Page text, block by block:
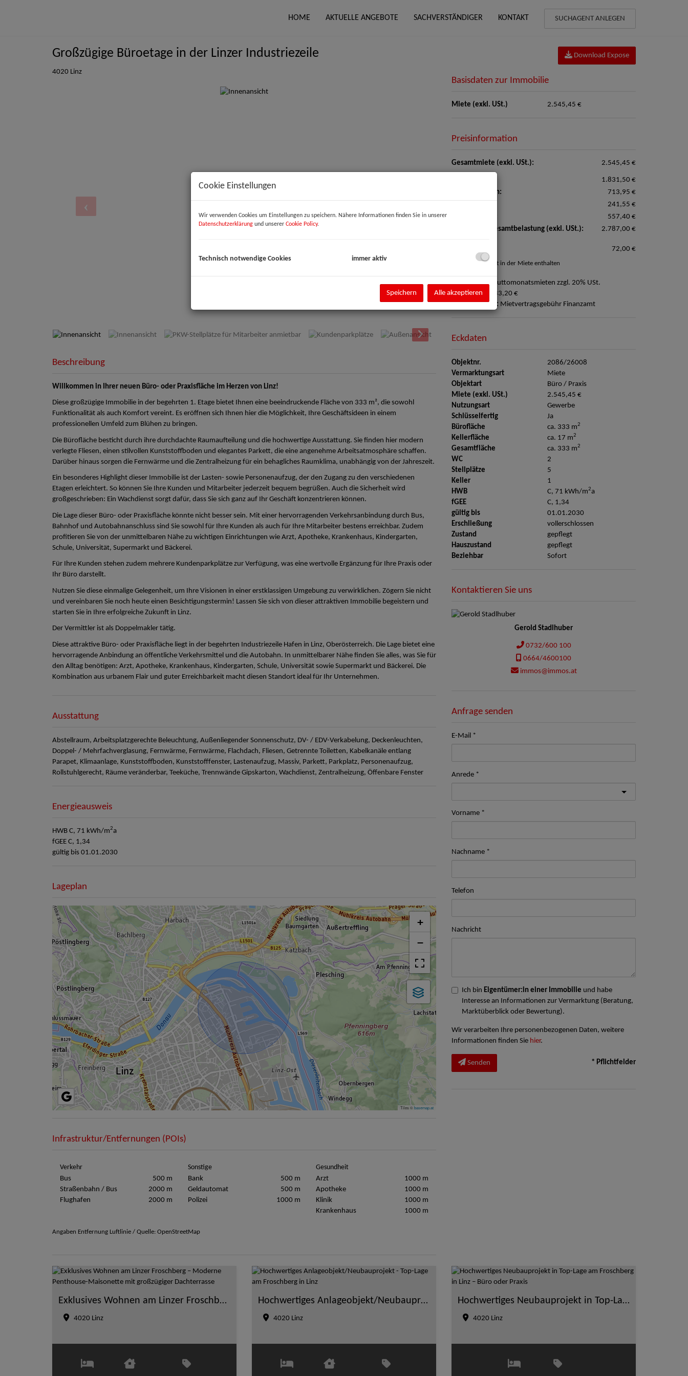
HOME AKTUELLE ANGEBOTE SACHVERSTÄNDIGER KONTAKT SUCHAGENT ANLEGEN
Großzügige Büroetage in der Linzer Industriezeile
4020 Linz
Beschreibung
Willkommen in Ihrer neuen Büro- oder Praxisfläche im Herzen von Linz!
Diese großzügige Immobilie in der begehrten 1. Etage bietet Ihnen eine beeindruckende Fläche von 333 m², die sowohl
Funktionalität als auch Komfort vereint. Es eröffnen sich Ihnen hier die Möglichkeit, Ihre Geschäftsideen in einem
professionellen Umfeld zum Blühen zu bringen.
Die Bürofläche besticht durch ihre durchdachte Raumaufteilung und die hochwertige Ausstattung. Sie finden hier modern
verlegte Fliesen, einen stilvollen Kunststoffboden und elegantes Parkett, die eine angenehme Arbeitsatmosphäre schaffen.
Darüber hinaus sorgen die Fernwärme und die Zentralheizung für ein behagliches Raumklima, unabhängig von der Jahreszeit.
Ein besonderes Highlight dieser Immobilie ist der Lasten- sowie Personenaufzug, der den Zugang zu den verschiedenen
Etagen erleichtert. So können Sie Ihre Kunden und Mitarbeiter jederzeit bequem begrüßen. Auch die Sicherheit wird
großgeschrieben: Ein Wachdienst sorgt dafür, dass Sie sich ganz auf Ihr Geschäft konzentrieren können.
Die Lage dieser Büro- oder Praxisfläche könnte nicht besser sein. Mit einer hervorragenden Verkehrsanbindung durch Bus,
Bahnhof und Autobahnanschluss sind Sie sowohl für Ihre Kunden als auch für Ihre Mitarbeiter bestens erreichbar. Zudem
profitieren Sie von der unmittelbaren Nähe zu wichtigen Einrichtungen wie Arzt, Apotheke, Krankenhaus, Kindergarten,
Schule, Universität, Supermarkt und Bäckerei.
Für Ihre Kunden stehen zudem mehrere Kundenparkplätze zur Verfügung, was eine wertvolle Ergänzung für Ihre Praxis oder
Ihr Büro darstellt.
Nutzen Sie diese einmalige Gelegenheit, um Ihre Visionen in einer erstklassigen Umgebung zu verwirklichen. Zögern Sie nicht
und vereinbaren Sie noch heute einen Besichtigungstermin! Lassen Sie sich von dieser attraktiven Immobilie begeistern und
starten Sie in Ihre erfolgreiche Zukunft in Linz.
Der Vermittler ist als Doppelmakler tätig.
Diese attraktive Büro- oder Praxisfläche liegt in der begehrten Industriezeile Hafen in Linz, Oberösterreich. Die Lage bietet eine
hervorragende Anbindung an öffentliche Verkehrsmittel und die Autobahn. In unmittelbarer Nähe finden Sie alles, was Sie für
den Alltag benötigen: Arzt, Apotheke, Krankenhaus, Kindergarten, Schule, Universität sowie Supermarkt und Bäckerei. Die
Kombination aus urbanem Flair und guter Erreichbarkeit macht diesen Standort ideal für Ihr Unternehmen.
Ausstattung
Abstellraum Arbeitsplatzgerechte Beleuchtung Außenliegender Sonnenschutz DV- / EDV-Verkabelung Deckenleuchten
Doppel- / Mehrfachverglasung Fernwärme Fernwärme Flachdach Fliesen Getrennte Toiletten Kabelkanäle entlang
Parapet Klimaanlage Kunststoffboden Kunststofffenster Lastenaufzug Massiv Parkett Parkplatz Personenaufzug
Rollstuhlgerecht Räume veränderbar Teeküche Trennwände Gipskarton Wachdienst Zentralheizung Öffenbare Fenster
Energieausweis
HWB C, 71 kWh/m2a
fGEE C, 1,34
gültig bis 01.01.2030
Lageplan
+
−
Tiles ©basemap.at
Infrastruktur/Entfernungen (POIs)
Verkehr
Bus
500 m
Straßenbahn / Bus
2000 m
Flughafen
2000 m
Sonstige
Bank
500 m
Geldautomat
500 m
Polizei
1000 m
Gesundheit
Arzt
1000 m
Apotheke
1000 m
Klinik
1000 m
Krankenhaus
1000 m
Angaben Entfernung Luftlinie / Quelle: OpenStreetMap
Download Expose
Basisdaten zur Immobilie
Miete (exkl. USt.) 2.545,45 €
Preisinformation
Gesamtmiete (exkl. USt.): 2.545,45 €
1.831,50 €
Betriebskosten:
713,95 €
241,55 €
557,40 €
monatliche Gesamtbelastung (exkl. USt.):
2.787,00 €
72,00 €
** optional, nicht in der Miete enthalten
Provision: 3 Bruttomonatsmieten zzgl. 20% USt.
Kaution: 10.033,20 €
Vergebührung: Mietvertragsgebühr Finanzamt
Eckdaten
Objektnr.
2086/26008
Vermarktungsart
Miete
Objektart
Büro / Praxis
Miete (exkl. USt.)
2.545,45 €
Nutzungsart
Gewerbe
Schlüsselfertig
Ja
Bürofläche
ca. 333 m2
Kellerfläche ca. 17 m2
Gesamtfläche ca. 333 m2
WC
2
Stellplätze
5
Keller
1
HWB
C, 71 kWh/m2a
fGEE
C, 1,34
gültig bis
01.01.2030
Erschließung
vollerschlossen
Zustand
gepflegt
Hauszustand
gepflegt
Beziehbar
Sofort
Kontaktieren Sie uns
Gerold Stadlhuber
0732/600 100
0664/4600100
immos@immos.at
Anfrage senden
E-Mail
Anrede
Vorname
Nachname
Telefon
Nachricht
Ich bin Eigentümer:in einer Immobilie und habe
Interesse an Informationen zur Vermarktung (Beratung,
Marktüberblick oder Bewertung).
Wir verarbeiten Ihre personenbezogenen Daten, weitere
Informationen finden Sie hier.
Senden * Pflichtfelder
Exklusives Wohnen am Linzer Froschberg – Moderne Penthouse-Maisonette mit großzügiger Dachterrasse
4020 Linz
Hochwertiges Anlageobjekt/Neubauprojekt - Top-Lage am Froschberg in Linz
4020 Linz
Hochwertiges Neubauprojekt in Top-Lage am Froschberg in Linz – Büro oder Praxis
4020 Linz
Cookie Einstellungen
Wir verwenden Cookies um Einstellungen zu speichern. Nähere Informationen finden Sie in unserer
Datenschutzerklärung und unserer Cookie Policy.
Technisch notwendige Cookies immer aktiv
Speichern Alle akzeptieren